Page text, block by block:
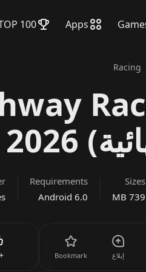
Apps
100
Racing
Sizes
739 MB
Requirements
Android 6.0
إبلاغ Bookmark